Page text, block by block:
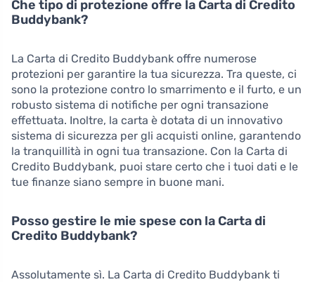
Che tipo di protezione offre la Carta di Credito
Buddybank?
La Carta di Credito Buddybank offre numerose
protezioni per garantire la tua sicurezza. Tra queste, ci
sono la protezione contro lo smarrimento e il furto, e un
robusto sistema di notifiche per ogni transazione
effettuata. Inoltre, la carta è dotata di un innovativo
sistema di sicurezza per gli acquisti online, garantendo
la tranquillità in ogni tua transazione. Con la Carta di
Credito Buddybank, puoi stare certo che i tuoi dati e le
tue finanze siano sempre in buone mani.
Posso gestire le mie spese con la Carta di
Credito Buddybank?
Assolutamente sì. La Carta di Credito Buddybank ti